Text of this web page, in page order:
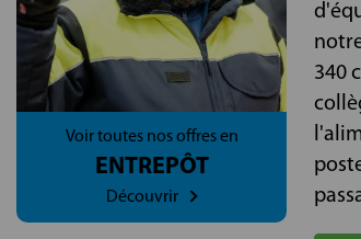
Voir toutes nos offres en
ENTREPÔT
Découvrir
340